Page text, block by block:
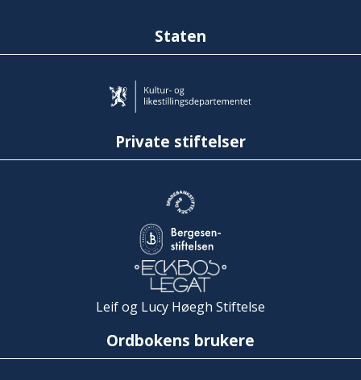
Staten
Private stiftelser
Leif og Lucy Høegh Stiftelse
Ordbokens brukere